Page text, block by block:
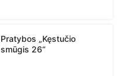
Pratybos „Kęstučio
smūgis 26“